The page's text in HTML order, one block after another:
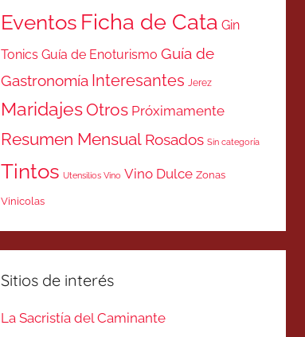
Eventos Ficha de Cata Gin
Tonics Guía de Enoturismo Guía de
Gastronomía Interesantes Jerez
MaridajesOtros Próximamente
Resumen Mensual Rosados Sin categoría
Tintos Utensilios Vino Vino Dulce Zonas
Vinicolas
Sitios de interés
La Sacristía del Caminante